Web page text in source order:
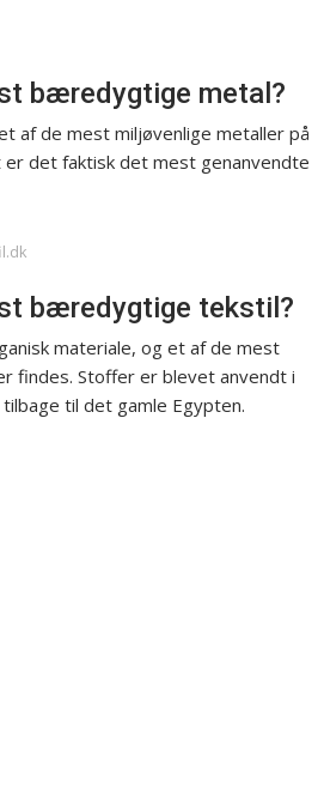
bæredygtige metal?
af de mest miljøvenlige metaller på
er det faktisk det mest genanvendte
bæredygtige tekstil?
materiale, og et af de mest
findes. Stoffer er blevet anvendt i
til det gamle Egypten.